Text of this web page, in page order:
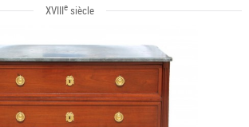
XVIIIe siècle